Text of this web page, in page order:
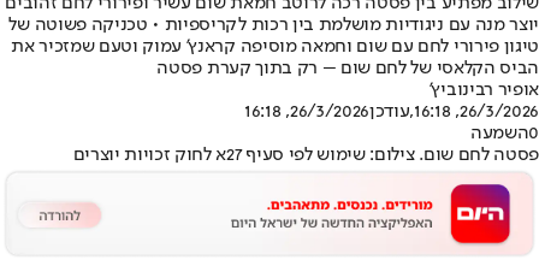
יוצר מנה עם ניגודיות מושלמת בין רכות לקריספיות • טכניקה פשוטה של
טיגון פירורי לחם עם שום וחמאה מוסיפה קראנץ' עמוק וטעם שמזכיר את
הביס הקלאסי של לחם שום – רק בתוך קערת פסטה
אופיר רבינוביץ'
26/3/2026, 16:18
,עודכן26/3/2026, 16:18
0השמעה
פסטה לחם שום. צילום: שימוש לפי סעיף 27א לחוק זכויות יוצרים